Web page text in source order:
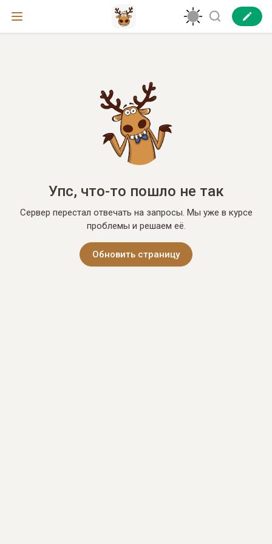
Упс, что-то пошло не так
Сервер перестал отвечать на запросы. Мы уже в курсе
проблемы и решаем её.
Обновить страницу